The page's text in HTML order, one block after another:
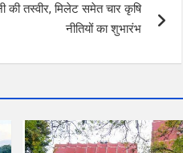
की तस्वीर, मिलेट समेत चार कृषि
नीतियों का शुभारंभ